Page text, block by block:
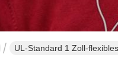
UL-Standard 1 Zoll-